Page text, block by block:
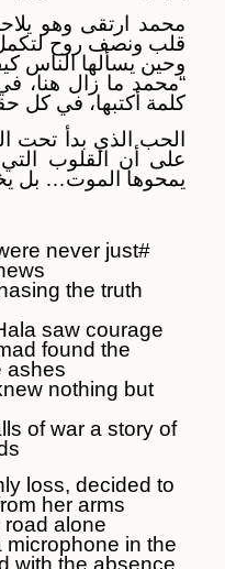
محمد ارتقى وهو
قلب ونصف روح لتكمل
وحين يسألها الناس
“محمد ما زال هنا،
كلمة أكتبها، في
الحب الذي بدأ تحت
على أن القلوب
يمحوها الموت… بل
never just
the truth
saw courage.
found the
nothing but
of war a story of
loss, decided to
her arms.
alone…
in the
with the absence